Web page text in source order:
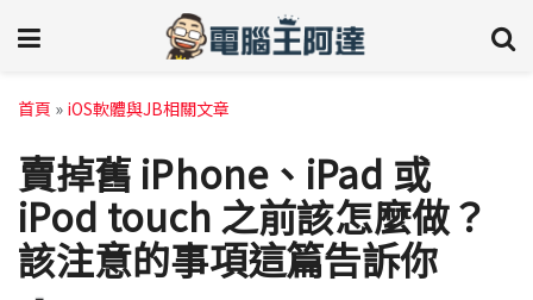
首頁 » iOS軟體與JB相關文章
賣掉舊 iPhone、iPad 或
iPod touch 之前該怎麼做？
該注意的事項這篇告訴你